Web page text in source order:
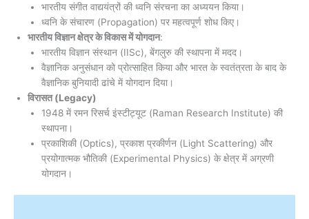
भारतीय संगीत वाद्ययंत्रों की ध्वनि संरचना का अध्ययन किया।
ध्वनि के संचारण (Propagation) पर महत्वपूर्ण शोध किए।
भारतीय विज्ञान क्षेत्र के विकास में योगदान:
भारतीय विज्ञान संस्थान (IISc), बेंगलुरु की स्थापना में मदद।
वैज्ञानिक अनुसंधान को प्रोत्साहित किया और भारत के स्वतंत्रता के बाद के
वैज्ञानिक बुनियादी ढांचे में योगदान दिया।
विरासत (Legacy)
1948 में रमन रिसर्च इंस्टीट्यूट (Raman Research Institute) की
स्थापना।
प्रकाशिकी (Optics), प्रकाश प्रकीर्णन (Light Scattering) और
प्रयोगात्मक भौतिकी (Experimental Physics) के क्षेत्र में अग्रणी
योगदान।